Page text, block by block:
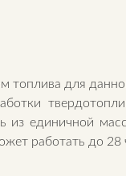
топлива для
единичной
работать до 28